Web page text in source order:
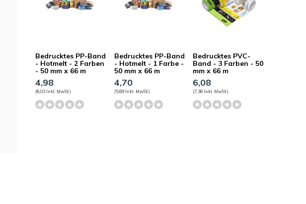
Bedrucktes PP-Band
- Hotmelt - 2 Farben
- 50 mm x 66 m
4,98
(6,03 Inkl. MwSt.)
Bedrucktes PP-Band
- Hotmelt - 1 Farbe -
50 mm x 66 m
4,70
(5,69 Inkl. MwSt.)
Bedrucktes PVC-
Band - 3 Farben - 50
mm x 66 m
6,08
(7,36 Inkl. MwSt.)